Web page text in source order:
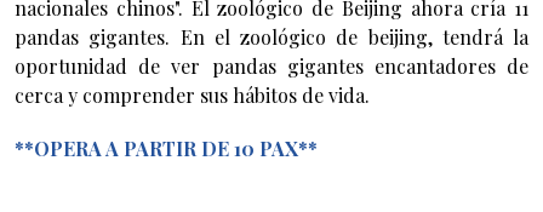
nacionales chinos". El zoológico de Beijing ahora cría 11
pandas gigantes. En el zoológico de beijing, tendrá la
oportunidad de ver pandas gigantes encantadores de
cerca y comprender sus hábitos de vida.
**OPERA A PARTIR DE 10 PAX**